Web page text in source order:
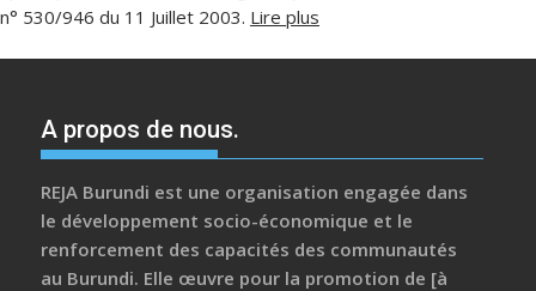
n° 530/946 du 11 Juillet 2003. Lire plus
A propos de nous.
REJA Burundi est une organisation engagée dans
le développement socio-économique et le
renforcement des capacités des communautés
au Burundi. Elle œuvre pour la promotion de [à